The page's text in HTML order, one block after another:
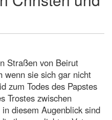
Straßen von Beirut
wenn sie sich gar nicht
zum Todes des Papstes
Trostes zwischen
diesem Augenblick sind